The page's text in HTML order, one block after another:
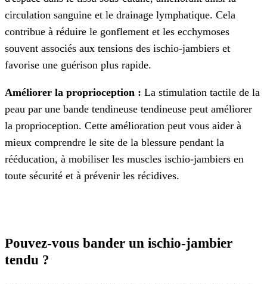
circulation sanguine et le drainage lymphatique. Cela
contribue à réduire le gonflement et les ecchymoses
souvent associés aux tensions des ischio-jambiers et
favorise une guérison plus rapide.
Améliorer la proprioception : La stimulation tactile de la
peau par une bande tendineuse tendineuse peut améliorer
la proprioception. Cette amélioration peut vous aider à
mieux comprendre le site de la blessure pendant la
rééducation, à mobiliser les muscles ischio-jambiers en
toute sécurité et à prévenir les récidives.
Pouvez-vous bander un ischio-jambier
tendu ?